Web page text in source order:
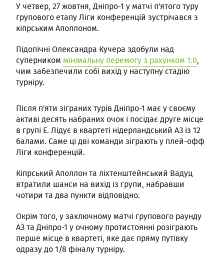
У четвер, 27 жовтня, Дніпро-1 у матчі п'ятого туру
групового етапу Ліги конференцій зустрічався з
кіпрським Аполлоном.
Підопічні Олександра Кучера здобули над
суперником мінімальну перемогу з рахунком 1:0,
чим забезпечили собі вихід у наступну стадію
турніру.
Після п'яти зіграних турів Дніпро-1 має у своєму
активі десять набраних очок і посідає друге місце
в групі Е. Лідує в квартеті нідерландський АЗ із 12
балами. Саме ці дві команди зіграють у плей-офф
Ліги конференцій.
Кіпрський Аполлон та ліхтенштейнський Вадуц
втратили шанси на вихід із групи, набравши
чотири та два пункти відповідно.
Окрім того, у заключному матчі групового раунду
АЗ та Дніпро-1 у очному протистоянні розіграють
перше місце в квартеті, яке дає пряму путівку
одразу до 1/8 фіналу турніру.